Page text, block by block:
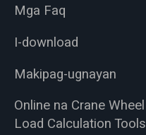
Mga Faq
I-download
Makipag-ugnayan
Online na Crane Wheel
Load Calculation Tools